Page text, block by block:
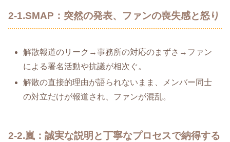
2-1.SMAP：突然の発表、ファンの喪失感と怒り
解散報道のリーク→事務所の対応のまずさ→ファン
による署名活動や抗議が相次ぐ。
解散の直接的理由が語られないまま、メンバー同士
の対立だけが報道され、ファンが混乱。
2-2.嵐：誠実な説明と丁寧なプロセスで納得する